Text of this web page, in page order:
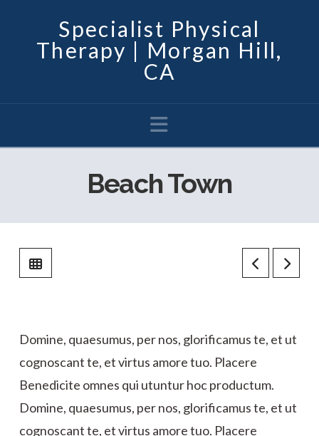
Specialist Physical
Therapy | Morgan Hill,
CA
Navigation
Beach Town
Domine, quaesumus, per nos, glorificamus te, et ut
cognoscant te, et virtus amore tuo. Placere
Benedicite omnes qui utuntur hoc productum.
Domine, quaesumus, per nos, glorificamus te, et ut
cognoscant te, et virtus amore tuo. Placere